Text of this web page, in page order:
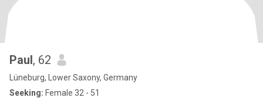
Paul, 62
Lüneburg, Lower Saxony, Germany
Seeking: Female 32 - 51